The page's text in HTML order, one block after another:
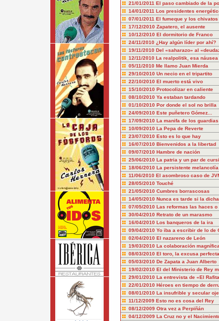
21/01/2011 El paso cambiado de la
14/01/2011 Los presidentes
07/01/2011 El fumeque y los chivatos
17/12/2010 Zapatero, el ausente
10/12/2010 El dormitorio de Franco
24/11/2010 ¿Hay algún líder por ahí?
19/11/2010 Del «saharazo» al
12/11/2010 La realpolitik, esa náusea
05/11/2010 Me llamo Juan Mierda
29/10/2010 Un necio en el tripartito
22/10/2010 El muerto está vivo
15/10/2010 Protocolizar en caliente
08/10/2010 Ya estaban tardando
01/10/2010 Por donde el sol no brilla
24/09/2010 Este puñetero Gómez...
17/09/2010 La manifa de los
10/09/2010 La Pepa de Reverte
23/07/2010 Esto es lo que hay
16/07/2010 Bienvenidos a la libertad
09/07/2010 Hambre de nación
25/06/2010 La patria y un par de
18/06/2010 La persistente melancolía
11/06/2010 El asombroso caso de
28/05/2010 Touché
21/05/2010 Cumbres borrascosas
14/05/2010 Nunca es tarde si la
07/05/2010 Las reformas las haces o
30/04/2010 Retrato de un marasmo
16/04/2010 Los banqueros de la ira
09/04/2010 Yo iba a escribir de lo de
02/04/2010 El nazareno de León
19/03/2010 La colaboración
08/03/2010 El toro, la excusa perfecta
05/03/2010 De Zapata a Juan Alberto
19/02/2010 El del Ministerio de Rey
29/01/2010 La entrevista de «El
22/01/2010 Héroes en tiempo de
08/01/2010 La insufrible y secular
11/12/2009 Esto no es cosa del Rey
08/12/2009 Otra vez a Perpiñán
04/12/2009 La Cruz no y el